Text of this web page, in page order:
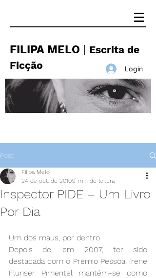
FILIPA MELO
Escrita de
Ficção
Login
Post
Inspector PIDE – Um Livro
Por Dia
Filipa Melo
24 de out. de 20102 min de leitura
Um dos maus, por dentro
Depois de, em 2007, ter sido
destacada com o Prémio Pessoa, Irene
Flunser Pimentel mantém-se como